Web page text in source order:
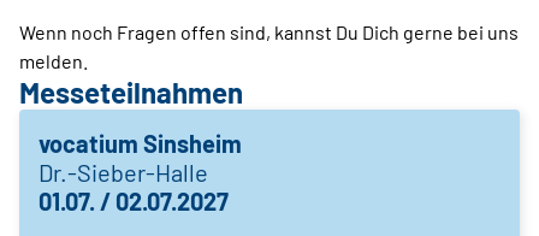
Wenn noch Fragen offen sind, kannst Du Dich gerne bei uns
melden.
Messeteilnahmen
vocatium Sinsheim
Dr.-Sieber-Halle
01.07. / 02.07.2027